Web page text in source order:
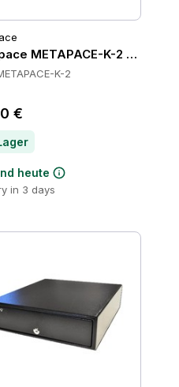
METAPACE-K-2
K-2
€
heute
in 3 days